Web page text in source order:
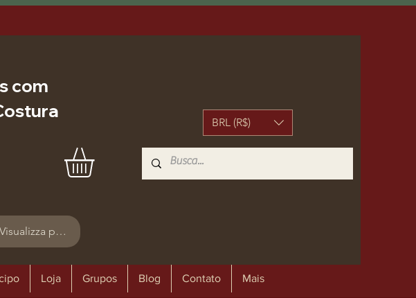
com
BRL (R$)
Visualizza punti
Loja Grupos Blog Contato Mais